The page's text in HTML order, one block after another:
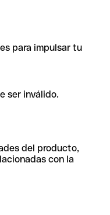
para impulsar tu
ser inválido.
del producto,
con la